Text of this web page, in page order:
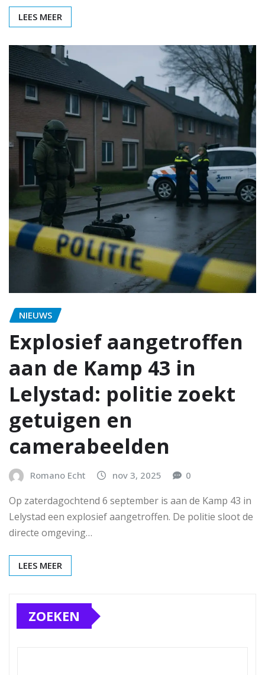
LEES MEER
NIEUWS
Explosief aangetroffen
aan de Kamp 43 in
Lelystad: politie zoekt
getuigen en
camerabeelden
Romano Echt nov 3, 2025 0
Op zaterdagochtend 6 september is aan de Kamp 43 in
Lelystad een explosief aangetroffen. De politie sloot de
directe omgeving…
LEES MEER
ZOEKEN